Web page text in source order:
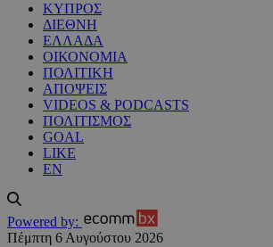
ΚΥΠΡΟΣ
ΔΙΕΘΝΗ
ΕΛΛΑΔΑ
ΟΙΚΟΝΟΜΙΑ
ΠΟΛΙΤΙΚΗ
ΑΠΟΨΕΙΣ
VIDEOS & PODCASTS
ΠΟΛΙΤΙΣΜΟΣ
GOAL
LIKE
EN
Powered by:
Πέμπτη 6 Αυγούστου 2026